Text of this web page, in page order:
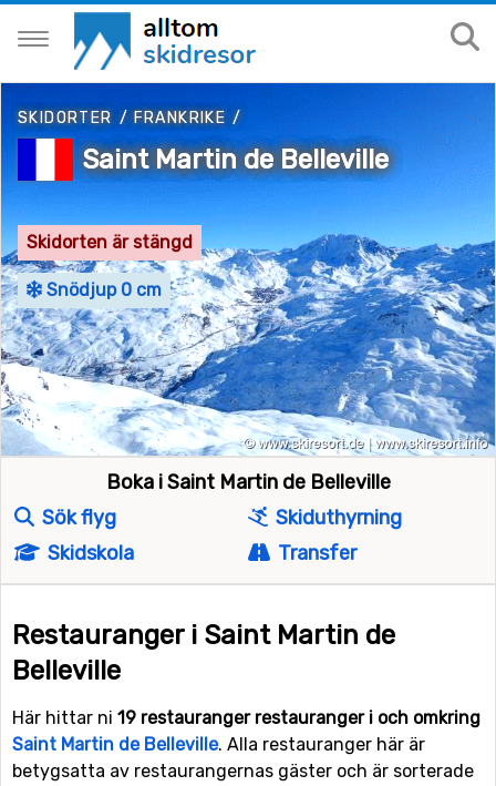
SKIDORTER /FRANKRIKE /
Saint Martin de Belleville
Skidorten är stängd
Snödjup 0 cm
Boka i Saint Martin de Belleville
Sök flyg
Skiduthyrning
Skidskola
Transfer
Restauranger i Saint Martin de
Belleville
Här hittar ni 19 restauranger restauranger i och omkring
Saint Martin de Belleville. Alla restauranger här är
betygsatta av restaurangernas gäster och är sorterade